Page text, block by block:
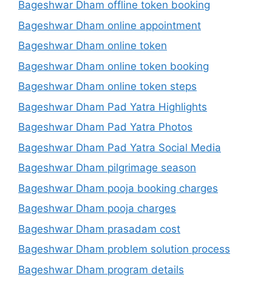
Bageshwar Dham offline token booking
Bageshwar Dham online appointment
Bageshwar Dham online token
Bageshwar Dham online token booking
Bageshwar Dham online token steps
Bageshwar Dham Pad Yatra Highlights
Bageshwar Dham Pad Yatra Photos
Bageshwar Dham Pad Yatra Social Media
Bageshwar Dham pilgrimage season
Bageshwar Dham pooja booking charges
Bageshwar Dham pooja charges
Bageshwar Dham prasadam cost
Bageshwar Dham problem solution process
Bageshwar Dham program details